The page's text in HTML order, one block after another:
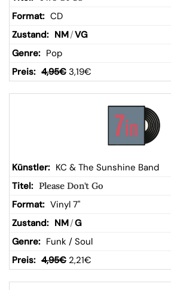
CD
NM/VG
Pop
4,95€ 3,19€
KC & The Sunshine Band
Please Don't Go
Vinyl 7"
NM/G
Funk / Soul
4,95€ 2,21€